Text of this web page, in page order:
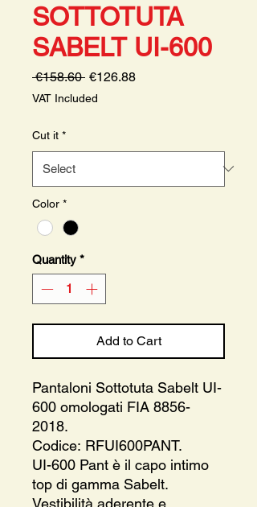
SOTTOTUTA
SABELT UI-600
€158.60 Regular
Price
€126.88Sale
VAT Included
Cut it *
Color *
Quantity *
Add to Cart
Pantaloni Sottotuta Sabelt UI-
600 omologati FIA 8856-
2018.
Codice: RFUI600PANT.
UI-600 Pant è il capo intimo
top di gamma Sabelt.
Vestibilità aderente e